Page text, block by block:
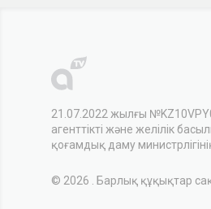
21.07.2022 жылғы
агенттікті және желілік
қоғамдық даму
© 2026 . Барлық құқықтар